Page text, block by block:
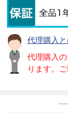
代理購入
代理購入
ります。